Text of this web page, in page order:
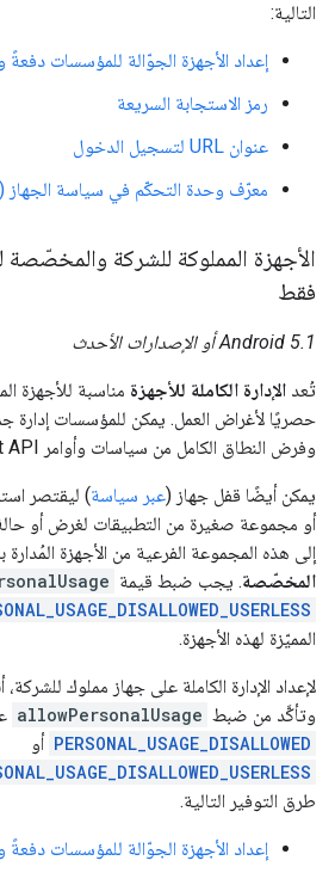
التالية:
إعداد الأجهزة الجوّالة للمؤسسات دفعةً
رمز الاستجابة السريعة
عنوان URL لتسجيل الدخول
معرّف وحدة التحكّم في سياسة الجهاز (DPC)
الأجهزة المملوكة للشركة
فقط
Android 5.1 أو الإصدارات الأحدث
تُعد الإدارة الكاملة للأجهزة مناسبة للأجهزة
حصريًا لأغراض العمل. يمكن للمؤسسات إدارة
وفرض النطاق الكامل من سياسات وأوامر Android Management API.
يمكن أيضًا قفل جهاز (عبر سياسة) ليقتصر
أو مجموعة صغيرة من التطبيقات لغرض أو
إلى هذه المجموعة الفرعية من الأجهزة المُدارة
المخصّصة. يجب ضبط قيمة
المميّزة لهذه الأجهزة.
لإعداد الإدارة الكاملة على جهاز مملوك
وتأكَّد من ضبط allowPersonalUsage
PERSONAL_USAGE_DISALLOWED أو
طرق التوفير التالية.
إعداد الأجهزة الجوّالة للمؤسسات دفعةً